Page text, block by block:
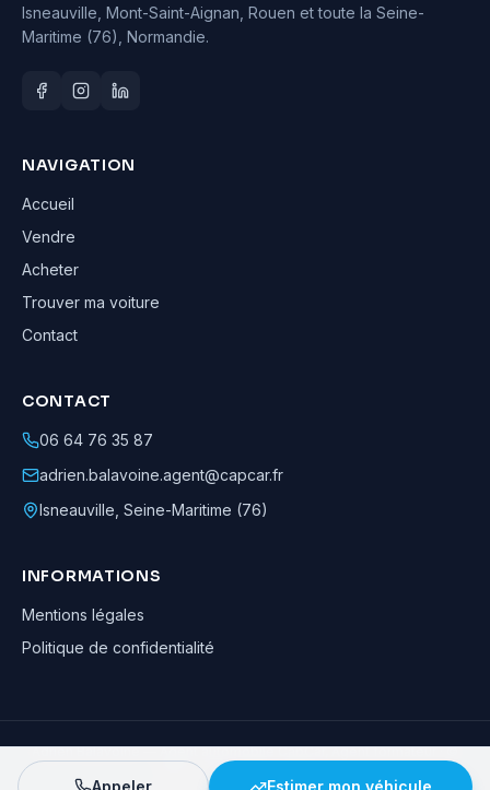
Isneauville, Mont-Saint-Aignan, Rouen et toute la Seine-
Maritime (76), Normandie.
NAVIGATION
Accueil
Vendre
Acheter
Trouver ma voiture
Contact
CONTACT
06 64 76 35 87
adrien.balavoine.agent@capcar.fr
Isneauville Seine-Maritime (76)
INFORMATIONS
Mentions légales
Politique de confidentialité
Adrien Balavoine—Agent automobile CapCar, Agent formateur· ©
· Tous droits réservés
Appeler Estimer mon véhicule